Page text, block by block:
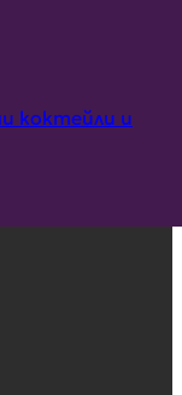
коктейли и